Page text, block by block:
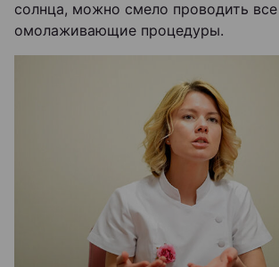
солнца, можно смело проводить все
омолаживающие процедуры.